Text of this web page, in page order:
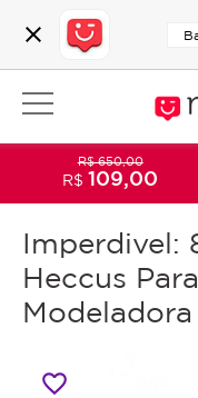
close
Imperdivel:
Heccus
favorite_border
R$ 650,00
R$109,00